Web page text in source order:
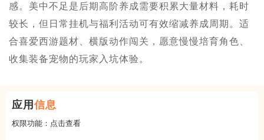
感。美中不足是后期高阶养成需要积累大量材料，耗时
较长，但日常挂机与福利活动可有效缩减养成周期。适
合喜爱西游题材、横版动作闯关，愿意慢慢培育角色、
收集装备宠物的玩家入坑体验。
应用 信息
权限功能： 点击查看